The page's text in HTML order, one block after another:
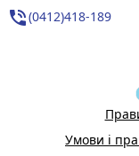
phone_in_talk(0412)418-189
Умови і